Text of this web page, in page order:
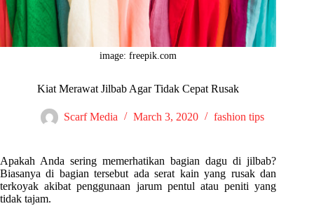
image: freepik.com
Kiat Merawat Jilbab Agar Tidak Cepat Rusak
Scarf Media March 3, 2020 fashion tips
Apakah Anda sering memerhatikan bagian dagu di jilbab?
Biasanya di bagian tersebut ada serat kain yang rusak dan
terkoyak akibat penggunaan jarum pentul atau peniti yang
tidak tajam.